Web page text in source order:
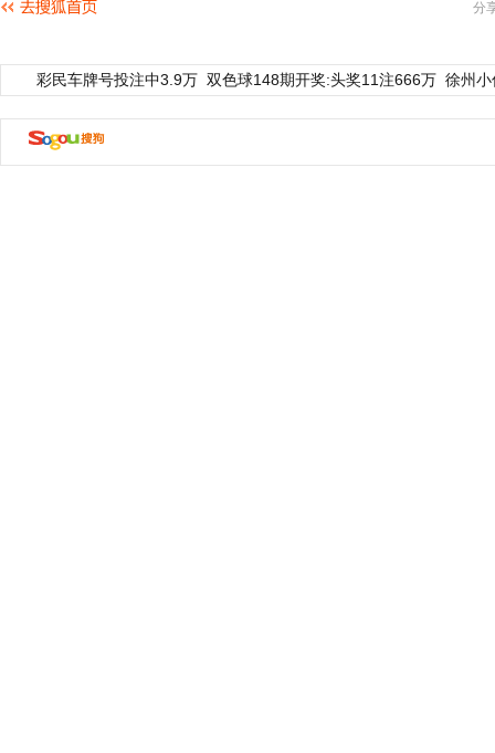
分
彩民车牌号投注中3.9万 双色球148期开奖:头奖11注666万 徐州